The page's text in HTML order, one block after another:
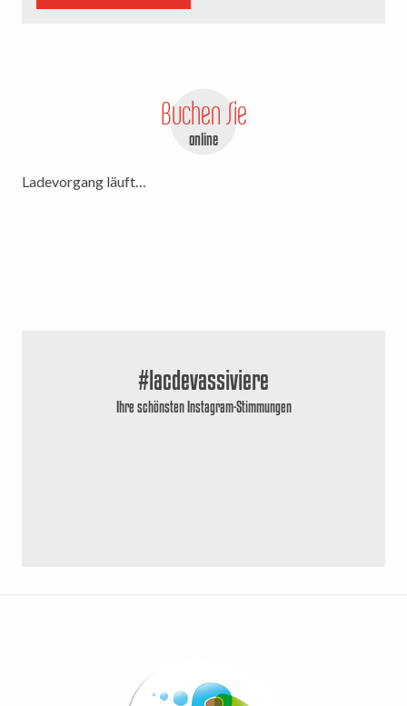
Buchen Sie
online
Ladevorgang läuft…
#lacdevassiviere
Ihre schönsten Instagram-Stimmungen